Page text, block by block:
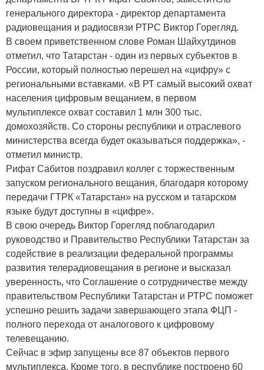
генерального директора - директор департамента
радиовещания и радиосвязи РТРС Виктор Горегляд.
В своем приветственном слове Роман Шайхутдинов
отметил, что Татарстан - один из первых субъектов в
России, который полностью перешел на «цифру» с
региональными вставками. «В РТ самый высокий охват
населения цифровым вещанием, в первом
мультиплексе охват составил 1 млн 300 тыс.
домохозяйств. Со стороны республики и отраслевого
министерства всегда будет оказываться поддержка», -
отметил министр.
Рифат Сабитов поздравил коллег с торжественным
запуском регионального вещания, благодаря которому
передачи ГТРК «Татарстан» на русском и татарском
языке будут доступны в «цифре».
В свою очередь Виктор Горегляд поблагодарил
руководство и Правительство Республики Татарстан за
содействие в реализации федеральной программы
развития телерадиовещания в регионе и высказал
уверенность, что Соглашение о сотрудничестве между
правительством Республики Татарстан и РТРС поможет
успешно решить задачи завершающего этапа ФЦП -
полного перехода от аналогового к цифровому
телевещанию.
Сейчас в эфир запущены все 87 объектов первого
мультиплекса. Кроме того, в республике построено 60